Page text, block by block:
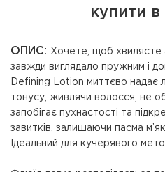
купити в
ОПИС: Хочете, щоб хвилясте
завжди виглядало пружним і
Defining Lotion миттєво надає
тонусу, живлячи волосся, не
запобігає пухнастості та
завитків, залишаючи пасма
Ідеальний для кучерявого